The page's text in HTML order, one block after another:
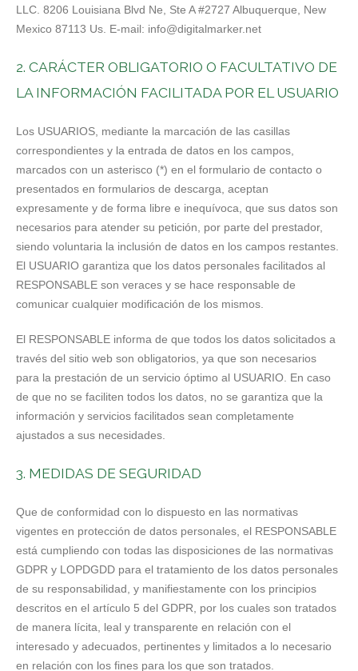
LLC. 8206 Louisiana Blvd Ne, Ste A #2727 Albuquerque, New
Mexico 87113 Us. E-mail: info@digitalmarker.net
2. CARÁCTER OBLIGATORIO O FACULTATIVO DE
LA INFORMACIÓN FACILITADA POR EL USUARIO
Los USUARIOS, mediante la marcación de las casillas
correspondientes y la entrada de datos en los campos,
marcados con un asterisco (*) en el formulario de contacto o
presentados en formularios de descarga, aceptan
expresamente y de forma libre e inequívoca, que sus datos son
necesarios para atender su petición, por parte del prestador,
siendo voluntaria la inclusión de datos en los campos restantes.
El USUARIO garantiza que los datos personales facilitados al
RESPONSABLE son veraces y se hace responsable de
comunicar cualquier modificación de los mismos.
El RESPONSABLE informa de que todos los datos solicitados a
través del sitio web son obligatorios, ya que son necesarios
para la prestación de un servicio óptimo al USUARIO. En caso
de que no se faciliten todos los datos, no se garantiza que la
información y servicios facilitados sean completamente
ajustados a sus necesidades.
3. MEDIDAS DE SEGURIDAD
Que de conformidad con lo dispuesto en las normativas
vigentes en protección de datos personales, el RESPONSABLE
está cumpliendo con todas las disposiciones de las normativas
GDPR y LOPDGDD para el tratamiento de los datos personales
de su responsabilidad, y manifiestamente con los principios
descritos en el artículo 5 del GDPR, por los cuales son tratados
de manera lícita, leal y transparente en relación con el
interesado y adecuados, pertinentes y limitados a lo necesario
en relación con los fines para los que son tratados.